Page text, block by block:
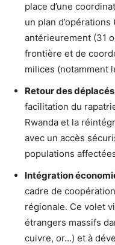
place d’une
un plan d’opérations
antérieurement (31
frontière et de
milices (notamment
Retour des
facilitation du
Rwanda et la
avec un accès
populations
Intégration
cadre de
régionale. Ce volet
étrangers massifs
cuivre, or…) et à